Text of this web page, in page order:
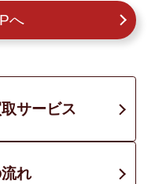
へ
サービス
れ